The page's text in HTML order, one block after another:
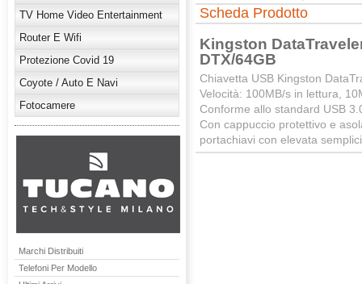
TV Home Video Entertainment
Router E Wifi
Protezione Covid 19
Coyote / Auto E Navi
Fotocamere
Marchi Distribuiti
Telefoni Per Modello
Scheda Prodotto
Kingston
DTX/64GB
Chiavetta USB Kingston
Velocità: 100MB/s in lettura,
Conforme allo standard USB
Con cappuccio protettivo e
portachiavi con elevata